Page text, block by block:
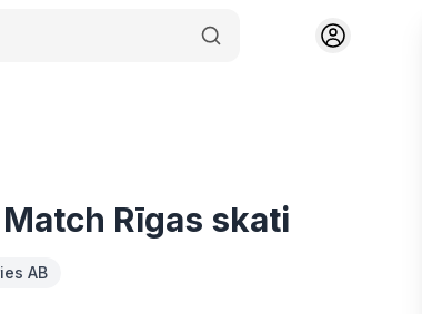
Rīgas skati
AB